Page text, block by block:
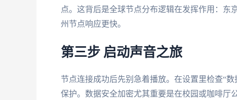
点。这背后是全球节点分布逻辑在发挥作用：东
州节点响应更快。
第三步 启动声音之旅
节点连接成功后先别急着播放。在设置里检查“
保护。数据安全加密尤其重要是在校园或咖啡厅